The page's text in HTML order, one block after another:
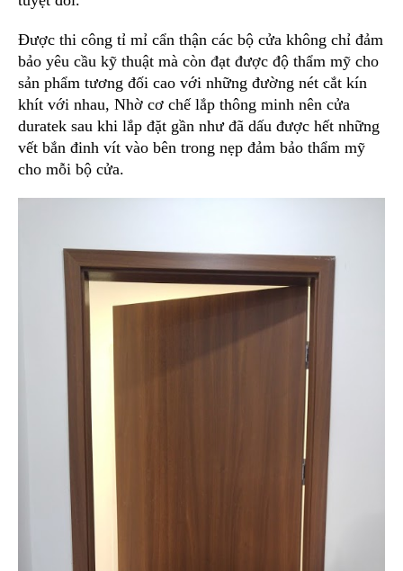
Được thi công tỉ mỉ cẩn thận các bộ cửa không chỉ đảm
bảo yêu cầu kỹ thuật mà còn đạt được độ thẩm mỹ cho
sản phẩm tương đối cao với những đường nét cắt kín
khít với nhau, Nhờ cơ chế lắp thông minh nên cửa
duratek sau khi lắp đặt gần như đã dấu được hết những
vết bắn đinh vít vào bên trong nẹp đảm bảo thẩm mỹ
cho mỗi bộ cửa.